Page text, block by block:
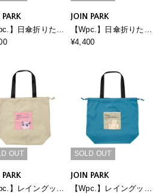
】日傘折りたた
モン 遮光冒険の
％・軽量】
JOIN PARK
【Wpc.】日傘折りたた
み ポケモン 遮光冒険の
率100％・軽量】
¥4,400
OUT
】レイングッズ
SOLD OUT
JOIN PARK
【Wpc.】レイングッズ